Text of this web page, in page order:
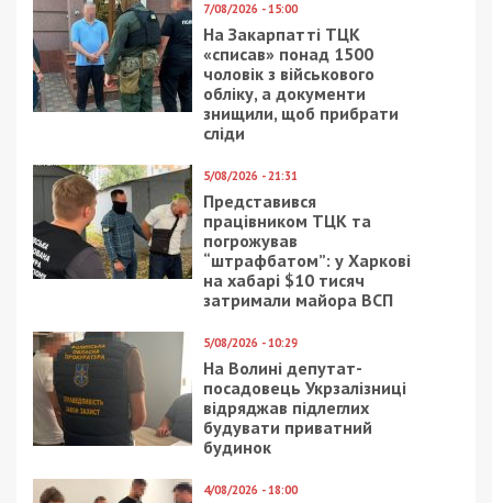
7/08/2026 - 15:00
На Закарпатті ТЦК
«списав» понад 1500
чоловік з військового
обліку, а документи
знищили, щоб прибрати
сліди
5/08/2026 - 21:31
Представився
працівником ТЦК та
погрожував
“штрафбатом”: у Харкові
на хабарі $10 тисяч
затримали майора ВСП
5/08/2026 - 10:29
На Волині депутат-
посадовець Укрзалізниці
відряджав підлеглих
будувати приватний
будинок
4/08/2026 - 18:00